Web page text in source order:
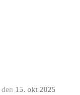
den 15. okt 2025